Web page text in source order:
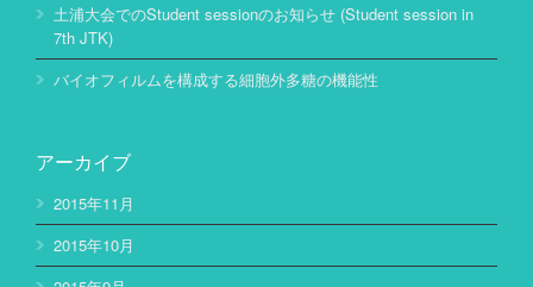
土浦大会でのStudent sessionのお知らせ (Student session in
7th JTK)
バイオフィルムを構成する細胞外多糖の機能性
アーカイブ
2015年11月
2015年10月